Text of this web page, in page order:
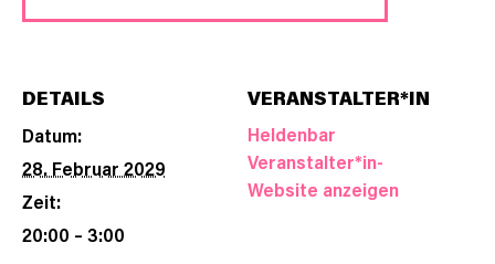
DETAILS
Datum:
28. Februar 2029
Zeit:
20:00 – 3:00
VERANSTALTER*IN
Heldenbar
Veranstalter*in-
Website anzeigen